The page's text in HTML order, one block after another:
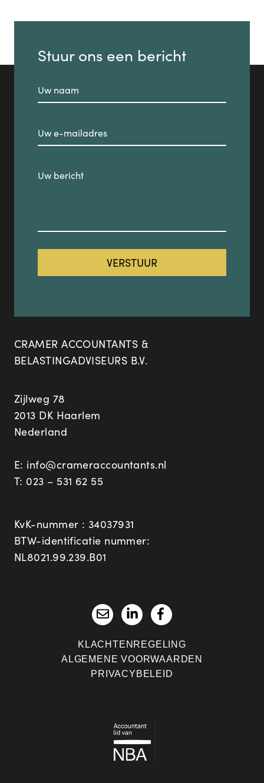
Stuur ons een bericht
CRAMER ACCOUNTANTS &
BELASTINGADVISEURS B.V.
Zijlweg 78
2013 DK Haarlem
Nederland
E: info@crameraccountants.nl
T: 023 – 531 62 55
KvK-nummer : 34037931
BTW-identificatie nummer:
NL8021.99.239.B01
KLACHTENREGELING
ALGEMENE VOORWAARDEN
PRIVACYBELEID